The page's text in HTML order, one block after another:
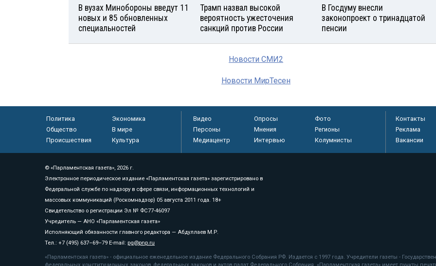
В вузах Минобороны введут 11
новых и 85 обновленных
специальностей
Трамп назвал высокой
вероятность ужесточения
санкций против России
В Госдуму внесли
законопроект о тринадцатой
пенсии
Новости СМИ2
Новости МирТесен
Политика
Экономика
Общество
В мире
Происшествия
Культура
Видео Опросы
Фото
Персоны
Мнения
Регионы
Медиацентр
Интервью Колумнисты
Контакты
Реклама
Вакансии
© «Парламентская газета», 2026 г.
Электронное периодическое издание «Парламентская газета» зарегистрировано в
Федеральной службе по надзору в сфере связи, информационных технологий и
массовых коммуникаций (Роскомнадзор) 05 августа 2011 года. 18+
Свидетельство о регистрации Эл № ФС77-46097
Учредитель — АНО «Парламентская газета»
Исполняющий обязанности главного редактора — Абдуллаев М.Р.
Тел.: +7 (495) 637–69–79 E-mail: pg@pnp.ru
«Парламентская газета» - официальное еженедельное издание Федерального Собрания РФ. Издается с 1997 года. Учредители газеты -